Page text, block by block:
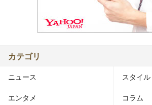
カテゴリ
ニュース スタイル
エンタメ コラム